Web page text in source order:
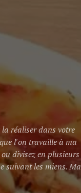
la réaliser dans votre
l'on travaille à ma
divisez en plusieurs
suivant les miens. Ma